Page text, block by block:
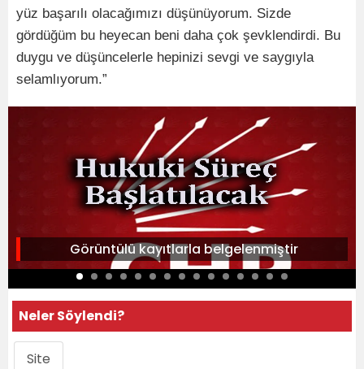
yüz başarılı olacağımızı düşünüyorum. Sizde
gördüğüm bu heyecan beni daha çok şevklendirdi. Bu
duygu ve düşüncelerle hepinizi sevgi ve saygıyla
selamlıyorum.”
Görüntülü kayıtlarla belgelenmiştir
Neler Söylendi?
Site